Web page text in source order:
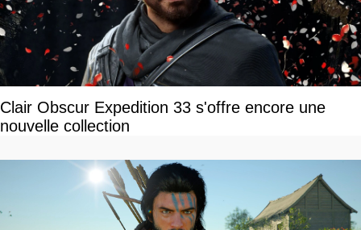
Clair Obscur Expedition 33 s'offre encore une
nouvelle collection